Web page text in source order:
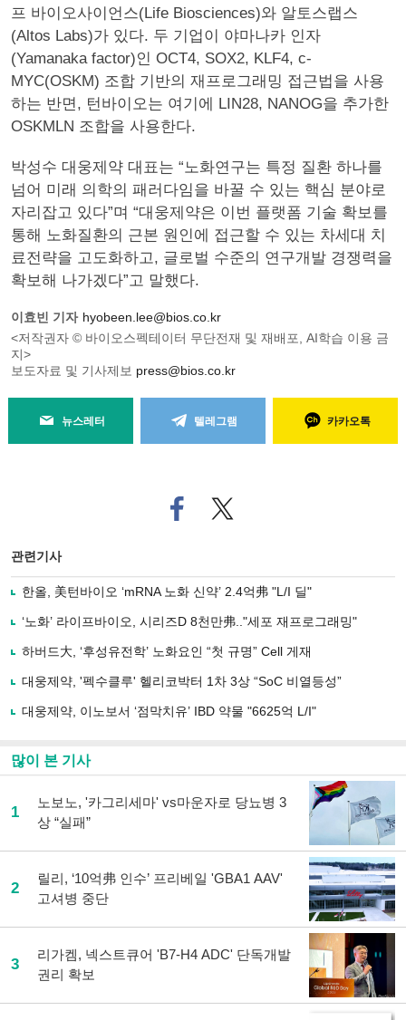
프 바이오사이언스(Life Biosciences)와 알토스랩스
(Altos Labs)가 있다. 두 기업이 야마나카 인자
(Yamanaka factor)인 OCT4, SOX2, KLF4, c-
MYC(OSKM) 조합 기반의 재프로그래밍 접근법을 사용
하는 반면, 턴바이오는 여기에 LIN28, NANOG을 추가한
OSKMLN 조합을 사용한다.
박성수 대웅제약 대표는 “노화연구는 특정 질환 하나를
넘어 미래 의학의 패러다임을 바꿀 수 있는 핵심 분야로
자리잡고 있다”며 “대웅제약은 이번 플랫폼 기술 확보를
통해 노화질환의 근본 원인에 접근할 수 있는 차세대 치
료전략을 고도화하고, 글로벌 수준의 연구개발 경쟁력을
확보해 나가겠다”고 말했다.
이효빈 기자 hyobeen.lee@bios.co.kr
<저작권자 © 바이오스펙테이터 무단전재 및 재배포, AI학습 이용 금
지>
보도자료 및 기사제보 press@bios.co.kr
뉴스레터 텔레그램 카카오톡
페
이
로
기
사
유
기
트위
터로
관련기사
한올, 美턴바이오 ‘mRNA 노화 신약’ 2.4억弗 "L/I 딜"
‘노화’ 라이프바이오, 시리즈D 8천만弗.."세포 재프로그래밍"
하버드大, ‘후성유전학’ 노화요인 “첫 규명” Cell 게재
대웅제약, '펙수클루' 헬리코박터 1차 3상 “SoC 비열등성”
대웅제약, 이노보서 ‘점막치유’ IBD 약물 "6625억 L/I"
많이 본 기사
1
노보노, '카그리세마' vs마운자로 당뇨병 3
상 “실패”
2
릴리, ‘10억弗 인수’ 프리베일 'GBA1 AAV'
고셔병 중단
3
리가켐, 넥스트큐어 'B7-H4 ADC' 단독개발
권리 확보